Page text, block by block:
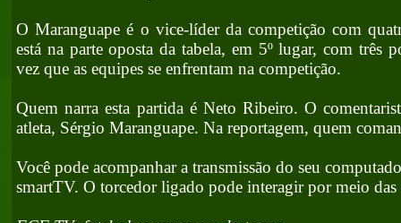
O Maranguape é o vice-líder da competição com
está na parte oposta da tabela, em 5º lugar, com três
vez que as equipes se enfrentam na competição.
Quem narra esta partida é Neto Ribeiro. O
atleta, Sérgio Maranguape. Na reportagem, quem
Você pode acompanhar a transmissão do seu
smartTV. O torcedor ligado pode interagir por meio das